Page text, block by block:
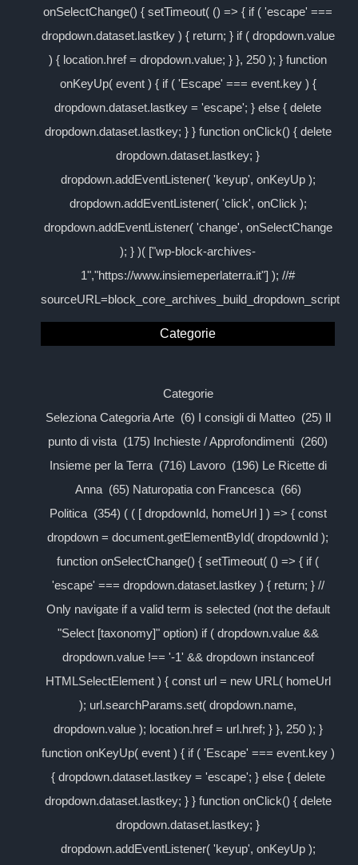
onSelectChange() { setTimeout( () => { if ( 'escape' ===
dropdown.dataset.lastkey ) { return; } if ( dropdown.value
) { location.href = dropdown.value; } }, 250 ); } function
onKeyUp( event ) { if ( 'Escape' === event.key ) {
dropdown.dataset.lastkey = 'escape'; } else { delete
dropdown.dataset.lastkey; } } function onClick() { delete
dropdown.dataset.lastkey; }
dropdown.addEventListener( 'keyup', onKeyUp );
dropdown.addEventListener( 'click', onClick );
dropdown.addEventListener( 'change', onSelectChange
); } )( ["wp-block-archives-
1","https://www.insiemeperlaterra.it"] ); //#
sourceURL=block_core_archives_build_dropdown_script
Categorie
Categorie
Seleziona Categoria Arte (6) I consigli di Matteo (25) Il
punto di vista (175) Inchieste / Approfondimenti (260)
Insieme per la Terra (716) Lavoro (196) Le Ricette di
Anna (65) Naturopatia con Francesca (66)
Politica (354) ( ( [ dropdownId, homeUrl ] ) => { const
dropdown = document.getElementById( dropdownId );
function onSelectChange() { setTimeout( () => { if (
'escape' === dropdown.dataset.lastkey ) { return; } //
Only navigate if a valid term is selected (not the default
"Select [taxonomy]" option) if ( dropdown.value &&
dropdown.value !== '-1' && dropdown instanceof
HTMLSelectElement ) { const url = new URL( homeUrl
); url.searchParams.set( dropdown.name,
dropdown.value ); location.href = url.href; } }, 250 ); }
function onKeyUp( event ) { if ( 'Escape' === event.key )
{ dropdown.dataset.lastkey = 'escape'; } else { delete
dropdown.dataset.lastkey; } } function onClick() { delete
dropdown.dataset.lastkey; }
dropdown.addEventListener( 'keyup', onKeyUp );